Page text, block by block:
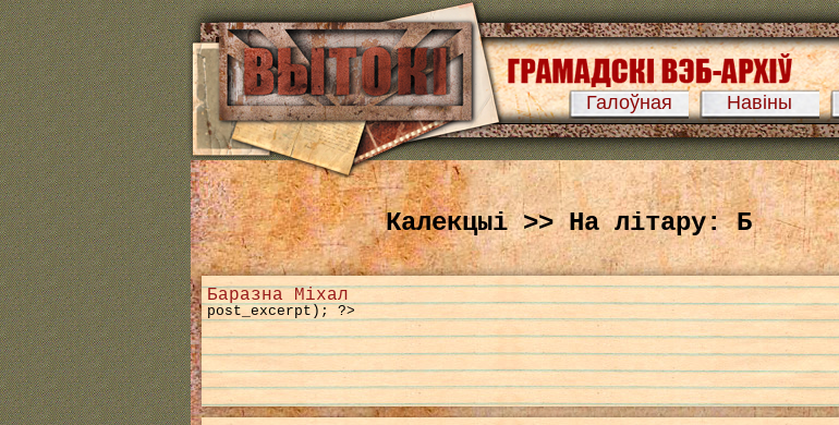
Галоўная Навіны
Калекцыі >> На літару: Б
Баразна Міхал
post_excerpt); ?>